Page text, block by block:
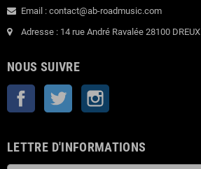
Email : contact@ab-roadmusic.com
Adresse : 14 rue André Ravalée 28100 DREUX
NOUS SUIVRE
Facebook Twitter
LETTRE D'INFORMATIONS